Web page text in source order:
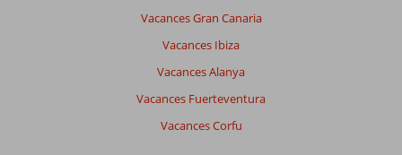
Vacances Gran Canaria
Vacances Ibiza
Vacances Alanya
Vacances Fuerteventura
Vacances Corfu